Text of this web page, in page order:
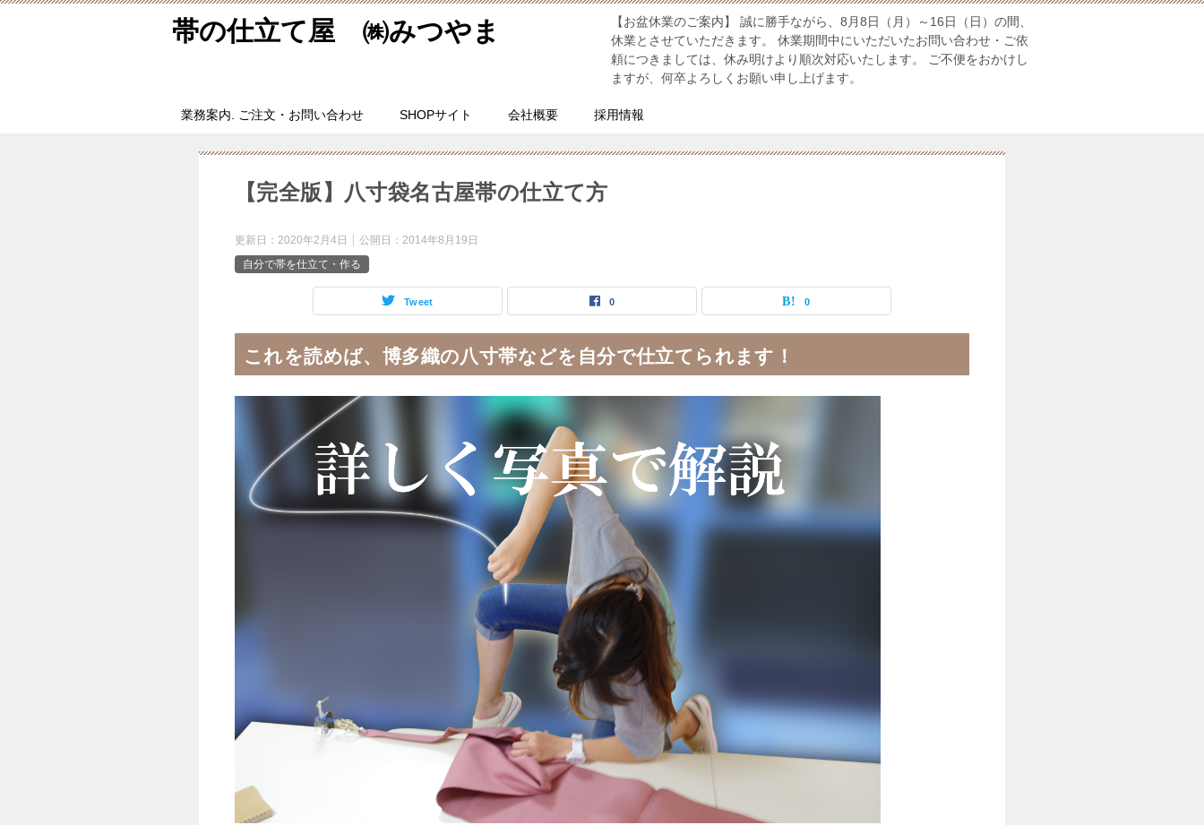
帯の仕立て屋 ㈱みつやま
【お盆休業のご案内】 誠に勝手ながら、8月8日（月）～16日（日）の間、
休業とさせていただきます。 休業期間中にいただいたお問い合わせ・ご依
頼につきましては、休み明けより順次対応いたします。 ご不便をおかけし
ますが、何卒よろしくお願い申し上げます。
業務案内. ご注文・お問い合わせ SHOPサイト 会社概要 採用情報
【完全版】八寸袋名古屋帯の仕立て方
更新日： 2020年2月4日 公開日： 2014年8月19日
自分で帯を仕立て・作る
Tweet 0 0
これを読めば、博多織の八寸帯などを自分で仕立てられます！